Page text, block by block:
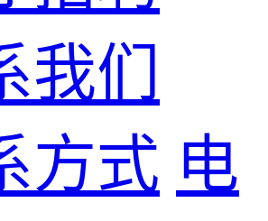
我们
方式 电